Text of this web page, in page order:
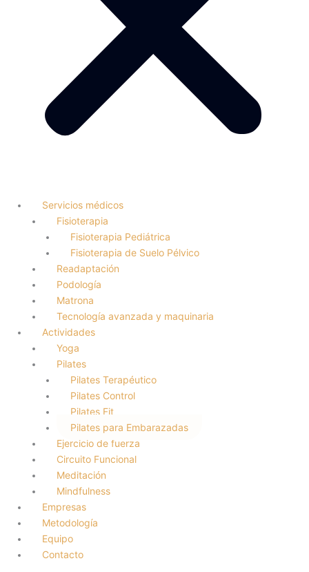
Servicios médicos
Fisioterapia
Fisioterapia Pediátrica
Fisioterapia de Suelo Pélvico
Readaptación
Podología
Matrona
Tecnología avanzada y maquinaria
Actividades
Yoga
Pilates
Pilates Terapéutico
Pilates Control
Pilates Fit
Pilates para Embarazadas
Ejercicio de fuerza
Circuito Funcional
Meditación
Mindfulness
Empresas
Metodología
Equipo
Contacto